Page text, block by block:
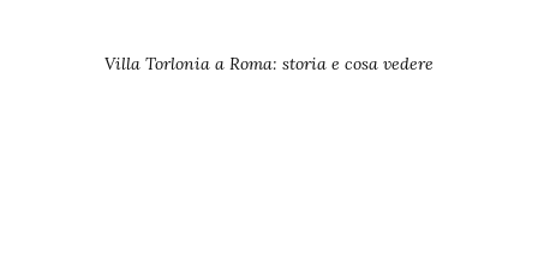
Villa Torlonia a Roma: storia e cosa vedere